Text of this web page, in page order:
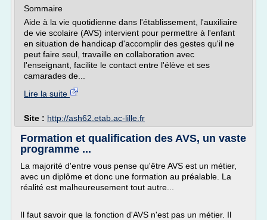
Sommaire
Aide à la vie quotidienne dans l'établissement, l'auxiliaire
de vie scolaire (AVS) intervient pour permettre à l'enfant
en situation de handicap d'accomplir des gestes qu'il ne
peut faire seul, travaille en collaboration avec
l'enseignant, facilite le contact entre l'élève et ses
camarades de...
Lire la suite
Site : http://ash62.etab.ac-lille.fr
Formation et qualification des AVS, un vaste
programme ...
La majorité d'entre vous pense qu'être AVS est un métier,
avec un diplôme et donc une formation au préalable. La
réalité est malheureusement tout autre...
Il faut savoir que la fonction d'AVS n'est pas un métier. Il